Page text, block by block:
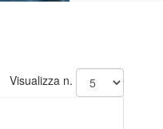
Visualizza n.